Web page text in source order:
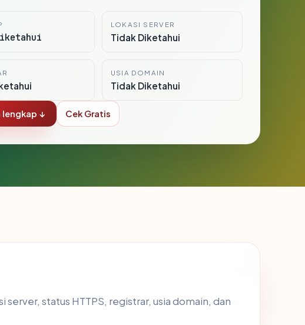
LOKASI SERVER
Tidak Diketahui
USIA DOMAIN
Tidak Diketahui
lengkap ↓ Cek Gratis
server, status HTTPS, registrar, usia domain, dan